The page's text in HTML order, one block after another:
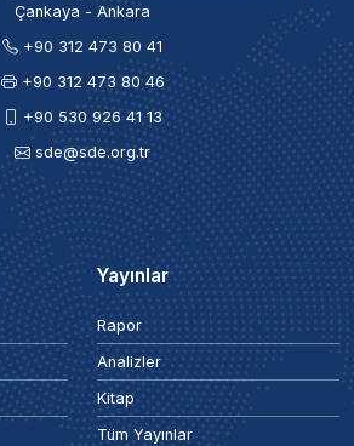
Çankaya - Ankara
+90 312 473 80 41
+90 312 473 80 46
+90 530 926 41 13
sde@sde.org.tr
Yayınlar
Rapor
Analizler
Kitap
Tüm Yayınlar